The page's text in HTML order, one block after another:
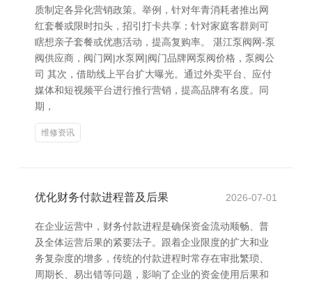
质制定各异化营销政策。举例，针对年青消耗者推出网
红套餐或限时扣头，招引打卡共享；针对家庭客群则可
瞎想亲子套餐或优惠活动，提高复购率。 湛江泵阀网-泵
阀供应商，阀门网|水泵网|阀门品牌网泵阀价格，泵阀公
司 其次，借助线上平台扩大曝光。通过外卖平台、应付
媒体和短视频平台进行推行营销，提高品牌有名度。同
期，
维修资讯
优化财务付款进程普及后果 2026-07-01
在企业运营中，财务付款进程是确保资金流动顺畅、普
及全体运营后果的紧要法子。跟着企业限度的扩大和业
务复杂度的增多，传统的付款进程时常存在审批繁琐、
周期长、易出错等问题，影响了企业的资金使用后果和